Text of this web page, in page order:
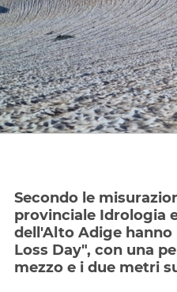
Secondo le
provinciale Idrologia
dell'Alto Adige
Loss Day", con una
mezzo e i due metri